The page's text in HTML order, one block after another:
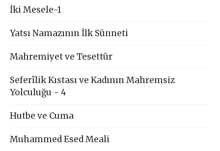
İki Mesele-1
Yatsı Namazının İlk Sünneti
Mahremiyet ve Tesettür
Seferîlik Kıstası ve Kadının Mahremsiz
Yolculuğu - 4
Hutbe ve Cuma
Muhammed Esed Meali